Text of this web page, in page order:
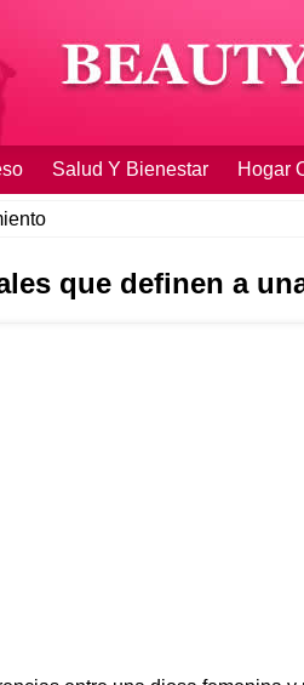
Salud Y Bienestar Hogar
que definen a